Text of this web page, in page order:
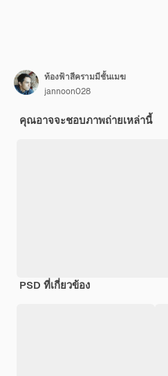
ท้องฟ้าสีครามมีชั้นเมฆ
jannoon028
คุณอาจจะชอบภาพถ่ายเหล่านี้
PSD ที่เกี่ยวข้อง